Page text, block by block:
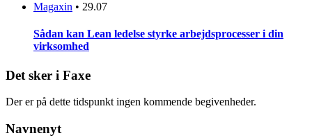
Magaxin • 29.07
Sådan kan Lean ledelse styrke arbejdsprocesser i din
virksomhed
Det sker i Faxe
Der er på dette tidspunkt ingen kommende begivenheder.
Navnenyt